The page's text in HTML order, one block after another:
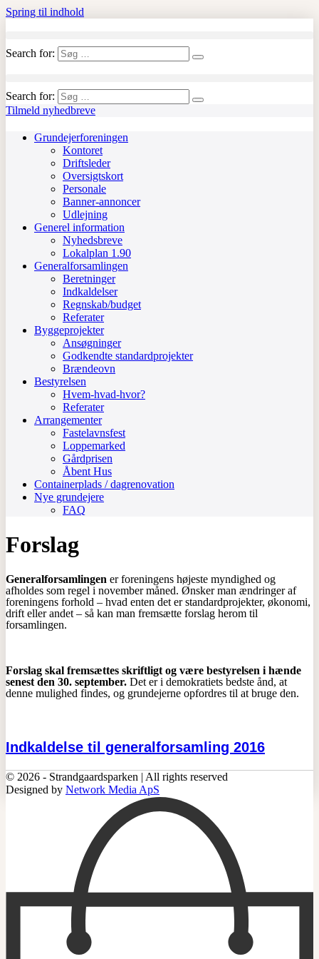
Spring til indhold
Search for:
Search for:
Tilmeld nyhedbreve
Grundejerforeningen
Kontoret
Driftsleder
Oversigtskort
Personale
Banner-annoncer
Udlejning
Generel information
Nyhedsbreve
Lokalplan 1.90
Generalforsamlingen
Beretninger
Indkaldelser
Regnskab/budget
Referater
Byggeprojekter
Ansøgninger
Godkendte standardprojekter
Brændeovn
Bestyrelsen
Hvem-hvad-hvor?
Referater
Arrangementer
Fastelavnsfest
Loppemarked
Gårdprisen
Åbent Hus
Containerplads / dagrenovation
Nye grundejere
FAQ
Forslag
Generalforsamlingen er foreningens højeste myndighed og
afholdes som regel i november måned. Ønsker man ændringer af
foreningens forhold – hvad enten det er standardprojekter, økonomi,
drift eller andet – så kan man fremsætte forslag herom til
forsamlingen.
Forslag skal fremsættes skriftligt og være bestyrelsen i hænde
senest den 30. september. Det er i demokratiets bedste ånd, at
denne mulighed findes, og grundejerne opfordres til at bruge den.
Indkaldelse til generalforsamling 2016
© 2026 - Strandgaardsparken | All rights reserved
Designed by Network Media ApS